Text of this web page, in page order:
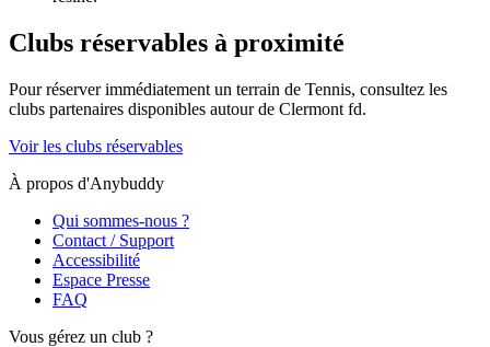
Clubs réservables à proximité
Pour réserver immédiatement un terrain de Tennis, consultez les
clubs partenaires disponibles autour de Clermont fd.
Voir les clubs réservables
À propos d'Anybuddy
Qui sommes-nous ?
Contact / Support
Accessibilité
Espace Presse
FAQ
Vous gérez un club ?